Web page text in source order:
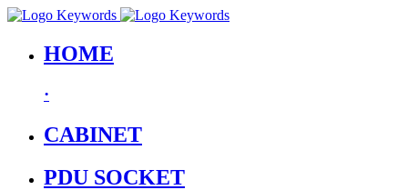
HOME
·
CABINET
PDU SOCKET